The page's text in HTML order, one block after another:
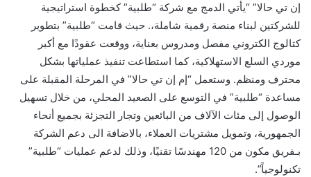
إن تي حالا” “يأتي الدمج مع شركة “طلبية” كخطوة استراتيجية
للشركتين لبناء منصة رقمية شاملة،. حيث قامت “طلبية” بتطوير
كتالوج الكتروني مفصل ومدروس بعناية، ووقعت عقودًا مع أكبر
موردي السلع الاستهلاكية، كما استطاعت تنفيذ عملياتها بشكل
محترف ومنظم. وستعمل “إم إن تي حالا” في المرحلة المقبلة على
مساعدة “طلبية” في التوسع على الصعيد المحلي، من خلال تسهيل
الوصول إلى مئات الآلاف من البائعين وتجار التجزئة بجميع أنحاء
الجمهورية، وتمويل مشتريات العملاء، بالاضافة الى دعم الشركة
بـفريق مكون من 120 مهندسًا تقنيًا، وذلك لدعم عمليات “طلبية”
تكنولوجياً”.